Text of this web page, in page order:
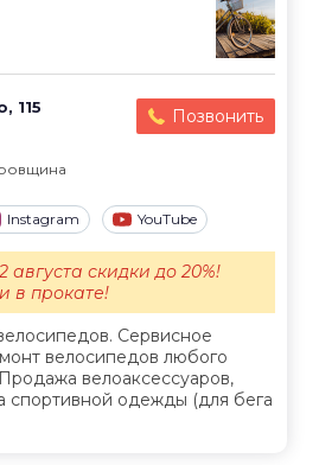
115
Позвонить
Instagram YouTube
Сервисное
велосипедов любого
велоаксессуаров,
спортивной одежды (для бега
августа скидки до 20%!
в прокате!